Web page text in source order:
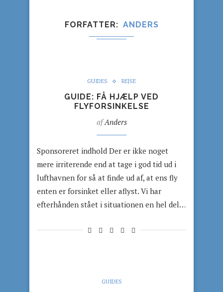
FORFATTER ANDERS
GUIDES REJSE
GUIDE: FÅ HJÆLP VED
FLYFORSINKELSE
afAnders
Sponsoreret indhold Der er ikke noget
mere irriterende end at tage i god tid ud i
lufthavnen for så at finde ud af, at ens fly
enten er forsinket eller aflyst. Vi har
efterhånden stået i situationen en hel del…
GUIDES